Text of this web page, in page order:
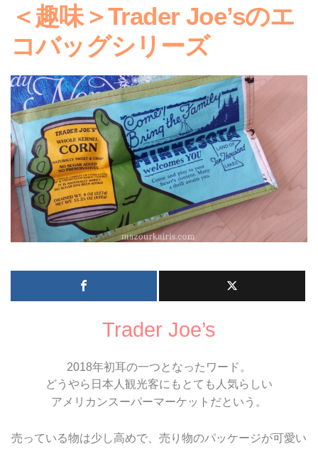
＜趣味＞Trader Joe’sのエ
コバッグシリーズ
Trader Joe’s
2018年初耳の一つとなったワード。
どうやら日本人観光客にもとても人気らしい
アメリカンスーパーマーケットだという。
売っている物は少し高めで、売り物のパッケージが可愛い